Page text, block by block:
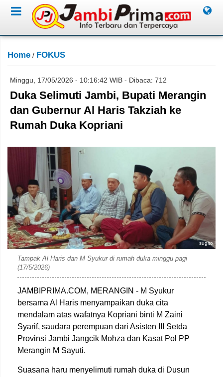
Home / FOKUS
Minggu, 17/05/2026 - 10:16:42 WIB - Dibaca: 712
Duka Selimuti Jambi, Bupati Merangin
dan Gubernur Al Haris Takziah ke
Rumah Duka Kopriani
sugito
Tampak Al Haris dan M Syukur di rumah duka minggu pagi
(17/5/2026)
JAMBIPRIMA.COM, MERANGIN - M Syukur
bersamaAl Haris menyampaikan duka cita
mendalam atas wafatnya Kopriani binti M Zaini
Syarif, saudara perempuan dari Asisten III Setda
Provinsi Jambi Jangcik Mohza dan Kasat Pol PP
Merangin M Sayuti.
Suasana haru menyelimuti rumah duka di Dusun